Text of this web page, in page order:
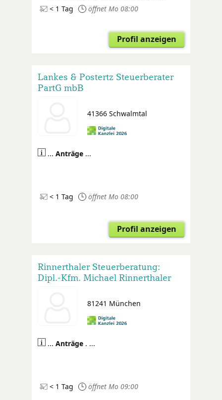
< 1 Tag
öffnet Mo 08:00
Profil anzeigen
Lankes & Postertz Steuerberater
PartG mbB
41366 Schwalmtal
... Anträge ...
< 1 Tag öffnet Mo 08:00
Profil anzeigen
Rinnerthaler Steuerberatung:
Dipl.-Kfm. Michael Rinnerthaler
81241 München
... Anträge . ...
< 1 Tag öffnet Mo 09:00